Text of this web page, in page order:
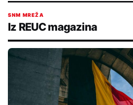
SNM MREŽA
Iz REUC magazina